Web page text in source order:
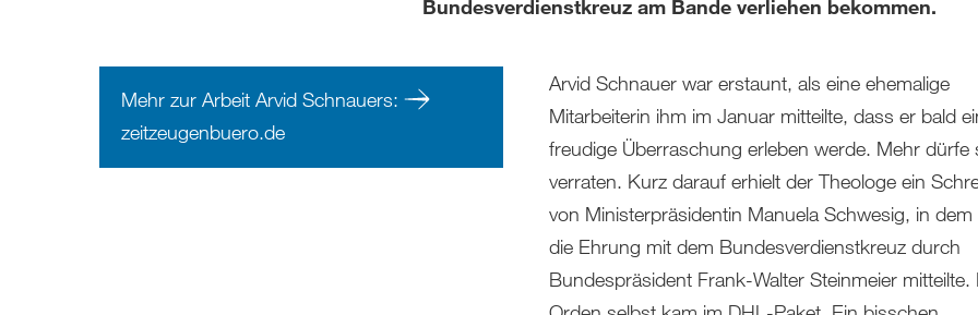
Bundesverdienstkreuz am Bande verliehen bekommen.
Mehr zur Arbeit Arvid Schnauers:
zeitzeugenbuero.de
Arvid Schnauer war erstaunt, als eine ehemalige
Mitarbeiterin ihm im Januar mitteilte, dass er bald
freudige Überraschung erleben werde. Mehr dürfe
verraten. Kurz darauf erhielt der Theologe ein
von Ministerpräsidentin Manuela Schwesig, in dem
die Ehrung mit dem Bundesverdienstkreuz durch
Bundespräsident Frank-Walter Steinmeier mitteilte.